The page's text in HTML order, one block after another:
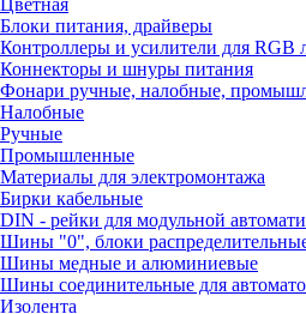
Цветная
Блоки питания, драйверы
Контроллеры и усилители для RGB
Коннекторы и шнуры питания
Фонари ручные, налобные,
Налобные
Ручные
Промышленные
Материалы для электромонтажа
Бирки кабельные
DIN - рейки для модульной
Шины "0", блоки
Шины медные и алюминиевые
Шины соединительные для
Изолента